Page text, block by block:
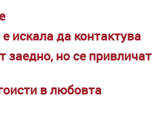
искала да контактува
заедно, но се привличат
в любовта